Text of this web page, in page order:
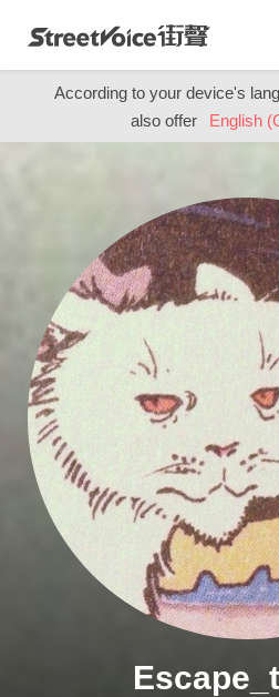
According to your device's
also offer
English